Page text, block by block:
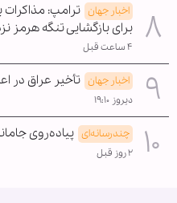
اخبار جهان ترامپ: مذاکرات
برای بازگشایی تنگه هرمز
۴ ساعت قبل
اخبار جهان تأخیر عراق در
دیروز ۱۹:۱۰
چندرسانه‌ای پیاده‌روی
۲ روز قبل